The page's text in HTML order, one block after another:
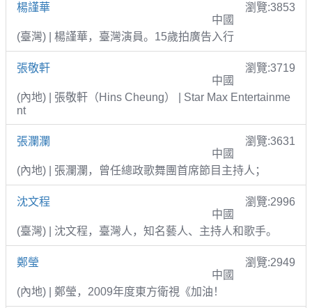
楊謹華
瀏覽:3853
中國
(臺灣) | 楊謹華，臺灣演員。15歲拍廣告入行
張敬軒
瀏覽:3719
中國
(內地) | 張敬軒（Hins Cheung） | Star Max Entertainme
nt
張瀾瀾
瀏覽:3631
中國
(內地) | 張瀾瀾，曾任總政歌舞團首席節目主持人；
沈文程
瀏覽:2996
中國
(臺灣) | 沈文程，臺灣人，知名藝人、主持人和歌手。
鄭瑩
瀏覽:2949
中國
(內地) | 鄭瑩，2009年度東方衛視《加油！